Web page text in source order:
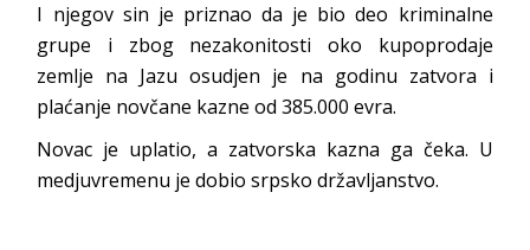
I njegov sin je priznao da je bio deo kriminalne
grupe i zbog nezakonitosti oko kupoprodaje
zemlje na Jazu osudjen je na godinu zatvora i
plaćanje novčane kazne od 385.000 evra.
Novac je uplatio, a zatvorska kazna ga čeka. U
medjuvremenu je dobio srpsko državljanstvo.